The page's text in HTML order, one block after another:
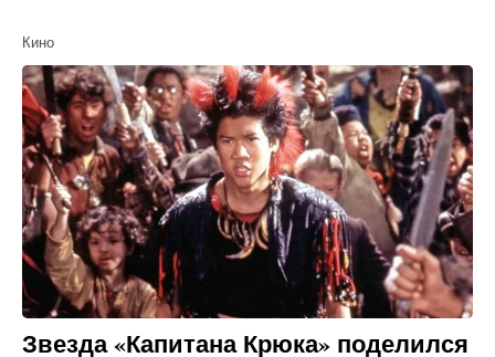
Кино
Звезда «Капитана Крюка» поделился